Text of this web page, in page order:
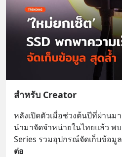
สำหรับ Creator
หลังเปิดตัวเมื่อช่วงต้นปีที่ผ่านม
นำมาจัดจำหน่ายในไทยแล้ว พ
Series รวมอุปกรณ์จัดเก็บข้อมูล
ต่อ